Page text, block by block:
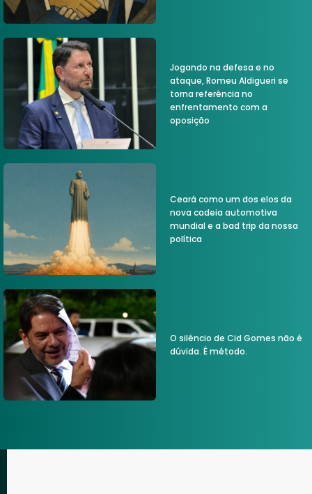
Jogando na defesa e no
ataque, Romeu Aldigueri se
torna referência no
enfrentamento com a
oposição
Ceará como um dos elos da
nova cadeia automotiva
mundial e a bad trip da nossa
política
O silêncio de Cid Gomes não é
dúvida. É método.